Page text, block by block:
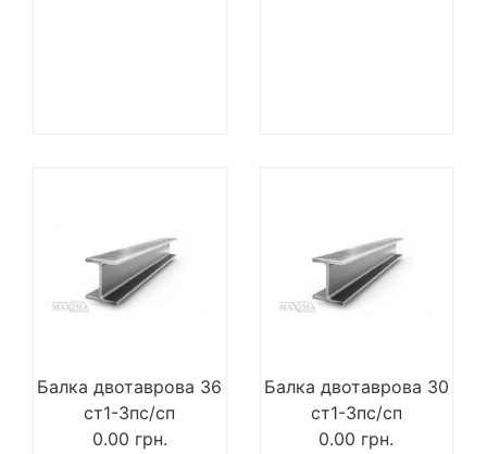
Балка двотаврова 36
ст1-3пс/сп
0.00 грн.
Балка двотаврова 30
ст1-3пс/сп
0.00 грн.